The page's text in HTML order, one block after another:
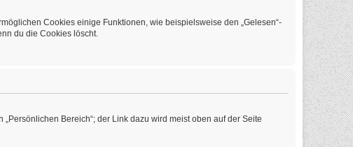
Cookies einige Funktionen, wie beispielsweise den „Gelesen“-
du die Cookies löscht.
Bereich“; der Link dazu wird meist oben auf der Seite